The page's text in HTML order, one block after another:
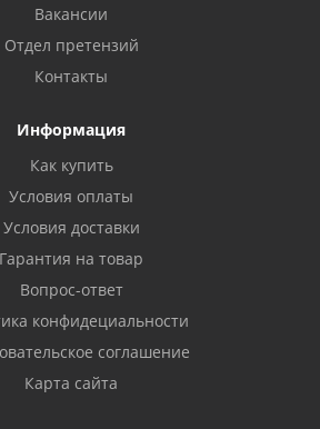
Вакансии
Отдел претензий
Контакты
Информация
Как купить
Условия оплаты
Условия доставки
Гарантия на товар
Вопрос-ответ
конфидециальности
соглашение
Карта сайта